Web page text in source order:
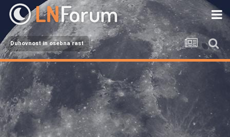
Duhovnost in osebna rast